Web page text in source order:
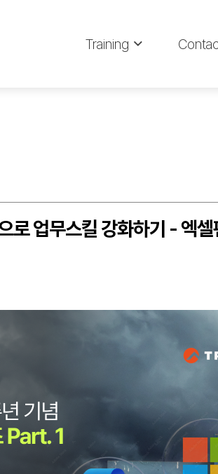
Training
업무스킬 강화하기 - 엑셀